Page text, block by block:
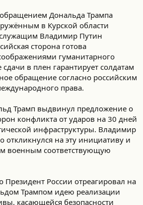
Дональда Трампа
в Курской области
Владимир Путин
сторона готова
гуманитарного
сдачи в плен гарантирует солдатам
обращение согласно российским
права.
Трамп выдвинул предложение о
конфликта от ударов на 30 дней
инфраструктуры. Владимир
откликнулся на эту инициативу и
военным соответствующую
Президент России отреагировал на
Трампом идею реализации
касающейся безопасности